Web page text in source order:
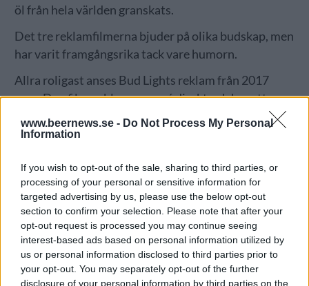
www.beernews.se - Do Not Process My Personal
Information
If you wish to opt-out of the sale, sharing to third parties, or
processing of your personal or sensitive information for
targeted advertising by us, please use the below opt-out
section to confirm your selection. Please note that after your
opt-out request is processed you may continue seeing
interest-based ads based on personal information utilized by
us or personal information disclosed to third parties prior to
your opt-out. You may separately opt-out of the further
disclosure of your personal information by third parties on the
öl från hela världen granskats.
Det tre reklamfilmerna bjuder på olika budskap, men
har varit framgångsrika tack vare humorn.
Allra roligast anses Bud Lights reklam från 2017
vara. Den filmen blev en succé direkt och har ett
tydligt budskap samtidigt som den är rolig.
Här nedan kan du se de tre reklamfilmer som rankats
med en samling med fyra reklamfilmer av en svensk
klassiker.
https://www.youtube.com/watch?
v=SmS0VoKW0Ug